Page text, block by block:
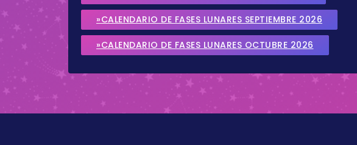
»CALENDARIO DE FASES LUNARES SEPTIEMBRE 2026
»CALENDARIO DE FASES LUNARES OCTUBRE 2026